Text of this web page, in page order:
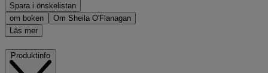
Spara i önskelistan
om boken
Om Sheila O'Flanagan
Läs mer